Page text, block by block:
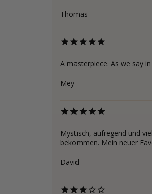
Thomas
A masterpiece. As we say
Mey
Mystisch, aufregend und
bekommen. Mein neuer
David